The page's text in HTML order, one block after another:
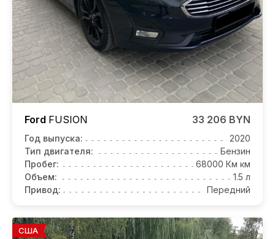
Ford FUSION 33 206 BYN
Год выпуска:
2020
Тип двигателя:
Бензин
Пробег:
68000 Км км
Объем:
1.5 л
Привод:
Передний
США